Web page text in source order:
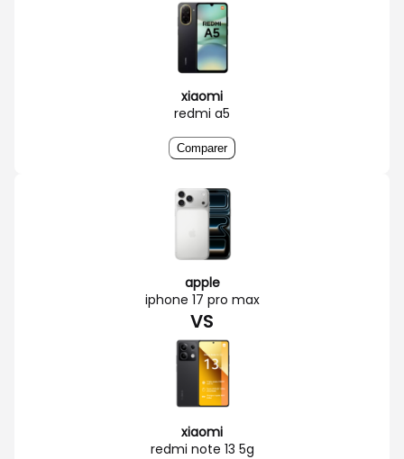
xiaomi
redmi a5
Comparer
apple
iphone 17 pro max
VS
xiaomi
redmi note 13 5g